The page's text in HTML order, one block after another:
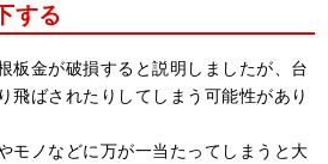
する
板金が破損すると説明しましたが、台
飛ばされたりしてしまう可能性があり
モノなどに万が一当たってしまうと大